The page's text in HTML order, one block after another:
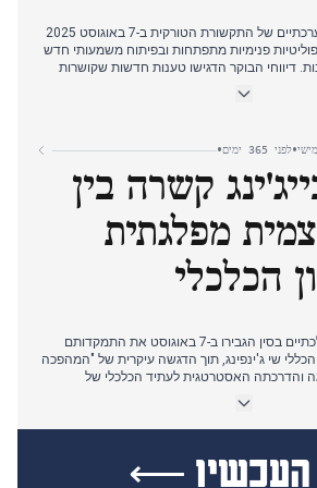
סדרי העדיפויות המערכתיים של התקשורת הטורקית ב-7 באוגוסט 2025
פנימיות מתפתחות ובפיתוח משמעותי חדש
דיווחי הבוקר הדגישו טענות חדשות שקושרות
עם מעצרים אחר הצהריים של עורך דין שקושר
רשמיות מ-YÖK וביטולי חתימות אלקטרוניות על ידי BTK. מוקד חדש
אחר הצהריים המאוחרות: איסור גישה שהוטל על
פאטיח אלטאייליי מסיבות "ביטחון לאומי"
פעולה בולטת נגד התקשורת. דיונים סביב
של אוג'לאן (מדיסקופ) ופעולות נגד טרור
לצד התפתחויות מדיניות חוץ הקשורות לסוריה
•לפני 365 ימים •
קשרה בין
מפלגתית
הכלכלי
כלי התקשורת הממלכתיים בסין הגבירו ב-7 באוגוסט את התמקדותם
שי ג'ינפינג, תוך הדגשה עיקרית של "המהפכה
והדרכתה האסטרטגית לעתיד הכלכלי של
קבלת תרומות רבות מהציבור לתוכנית החומש
התקדם, הנרטיב התפתח כדי להדגיש את הנחיותיו של
צמיחה מואצת בסחר החוץ. בינתיים, כלי תקשורת
תקשורת סיניים המשיכו לדווח על חידוש מכסי
העכשיו ⟵